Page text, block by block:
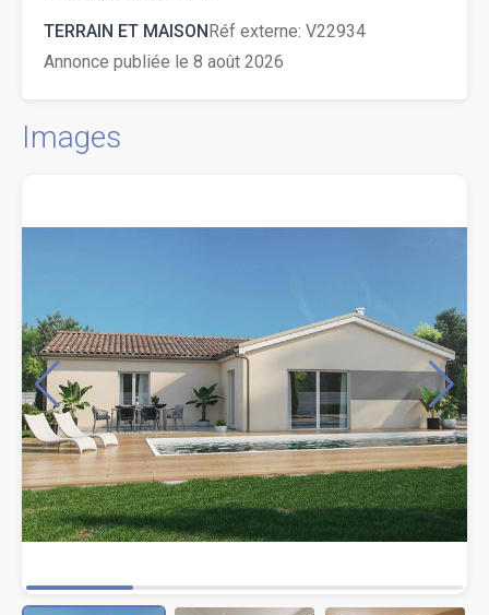
TERRAIN ET MAISONRéf externe: V22934
Annonce publiée le 8 août 2026
Images